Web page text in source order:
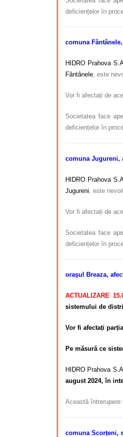
deficiențelor în
comuna
HIDRO Prahova
Fântânele, este
Vor fi afectați de
Societatea face
deficiențelor în
comuna Jugureni,
HIDRO Prahova
Jugureni , este
Vor fi afectați de
Societatea face
deficiențelor în
oraşul Breaza,
ACTUALIZARE
sistemului de
Vor fi afectați
Pe măsură ce
HIDRO Prahova
august 2024, în
Această
comuna Scorțeni,